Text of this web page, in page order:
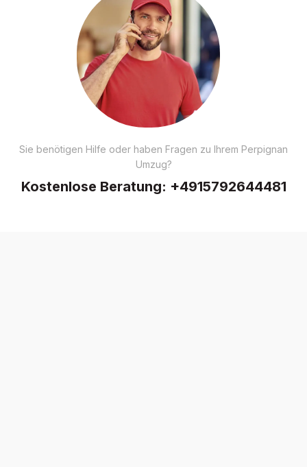
Sie benötigen Hilfe oder haben Fragen zu Ihrem Perpignan
Umzug?
Kostenlose Beratung: +4915792644481